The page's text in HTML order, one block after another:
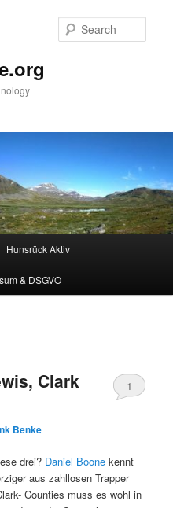
Hunsrück Aktiv
& DSGVO
Clark
Benke
1
drei? Daniel Boone kennt
aus zahllosen Trapper
Counties muss es wohl in